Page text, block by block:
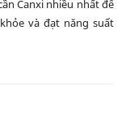
Canxi nhiều nhất để
và đạt năng suất